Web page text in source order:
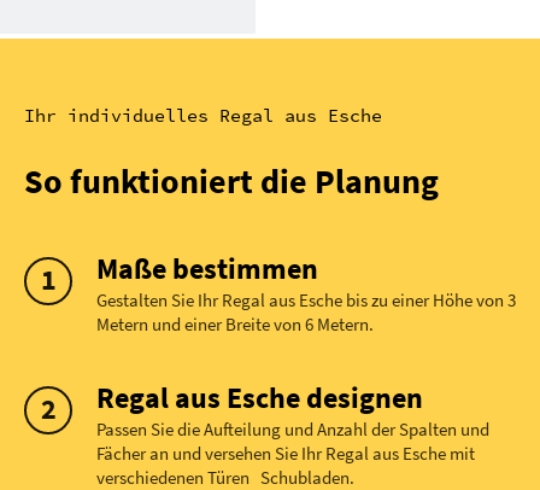
Ihr individuelles Regal aus Esche
So funktioniert die Planung
Maße bestimmen
Gestalten Sie Ihr Regal aus Esche bis zu einer Höhe von 3
Metern und einer Breite von 6 Metern.
Regal aus Esche designen
Passen Sie die Aufteilung und Anzahl der Spalten und
Fächer an und versehen Sie Ihr Regal aus Esche mit
verschiedenen Türen Schubladen.